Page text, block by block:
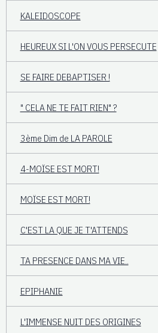
KALEIDOSCOPE
HEUREUX SI L'ON VOUS PERSECUTE
SE FAIRE DEBAPTISER !
" CELA NE TE FAIT RIEN" ?
3ème Dim de LA PAROLE
4-MOÏSE EST MORT!
MOÏSE EST MORT!
C'EST LA QUE JE T'ATTENDS
TA PRESENCE DANS MA VIE..
EPIPHANIE
L'IMMENSE NUIT DES ORIGINES